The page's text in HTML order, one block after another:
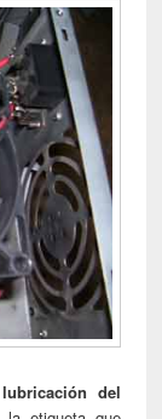
lubricación del